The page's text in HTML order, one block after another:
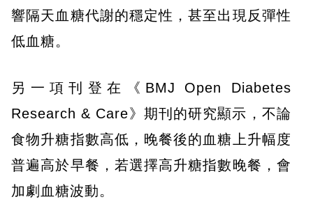
響隔天血糖代謝的穩定性，甚至出現反彈性
低血糖。
另一項刊登在《BMJ Open Diabetes
Research & Care》期刊的研究顯示，不論
食物升糖指數高低，晚餐後的血糖上升幅度
普遍高於早餐，若選擇高升糖指數晚餐，會
加劇血糖波動。